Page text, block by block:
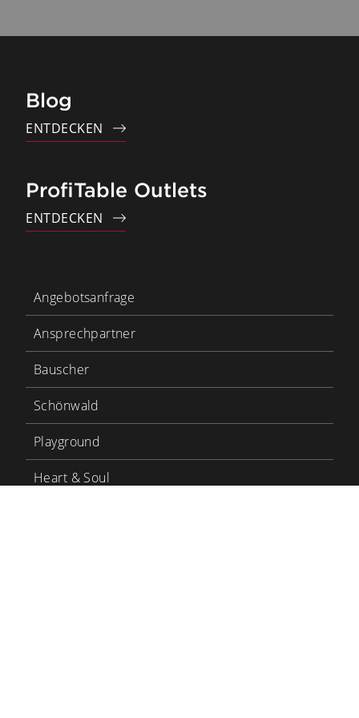
Blog
ENTDECKEN
ProfiTable Outlets
ENTDECKEN
Angebotsanfrage
Ansprechpartner
Bauscher
Schönwald
Playground
Heart & Soul